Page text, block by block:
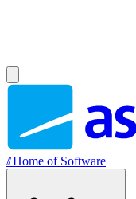
//Home of Software